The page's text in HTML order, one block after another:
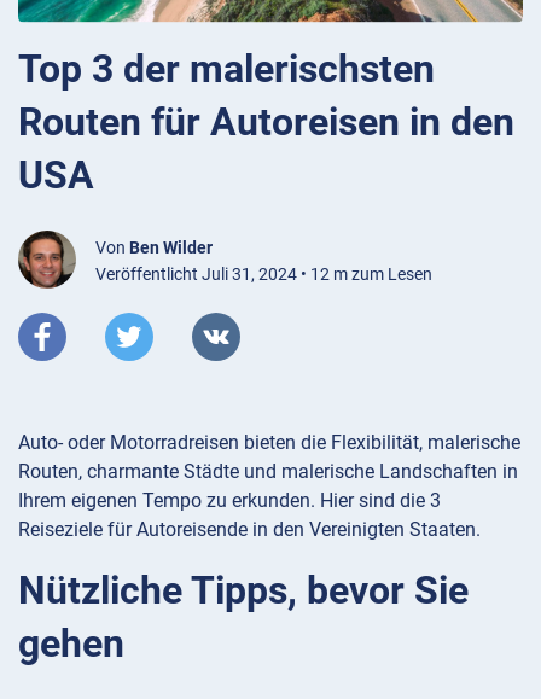
Top 3 der malerischsten
Routen für Autoreisen in den
USA
Von Ben Wilder
Veröffentlicht Juli 31, 2024 • 12 m zum Lesen
Auto- oder Motorradreisen bieten die Flexibilität, malerische
Routen, charmante Städte und malerische Landschaften in
Ihrem eigenen Tempo zu erkunden. Hier sind die 3
Reiseziele für Autoreisende in den Vereinigten Staaten.
Nützliche Tipps, bevor Sie
gehen